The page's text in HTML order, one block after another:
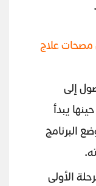
مصحات علاج
إلى
يبدأ
البرنامج
الأولى